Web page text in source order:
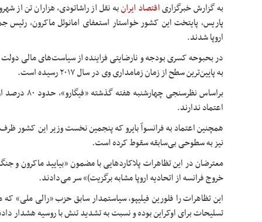
به گزارش خبرگزاریاقتصاد ایرانبه نقل از راشاتودی، هزاران تن از
پاریس، پایتخت این کشور خواستار استعفای امانوئل ماکرون، رئیس
اروپا شدند.
در بحبوحه کسری بودجه و نارضایتی فزاینده از سیاست‌های مالی
به پایین‌ترین سطح از زمان زمامداری وی در سال ۲۰۱۷ رسیده است.
براساس نظرسنجی
اعتماد ندارند.
همچنین اعتماد به فرانسوآ بایرو که پنجمین نخست وزیر این کشور
نیز به سطوحی بی‌سابقه سقوط کرده است.
معترضان در این تظاهرات پلاکاردهایی با مضمون «بیایید ماکرون و
خروج فرانسه از اتحادیه اروپا مشابه برگزیت)» سر می‌دادند.
این تظاهرات را فلورین فیلیپو، سیاستمدار سابق حزب «رالی ملی» که
تسلیحات برای اوکراین بوده و نسبت به تشدید تنش با روسیه هشدار